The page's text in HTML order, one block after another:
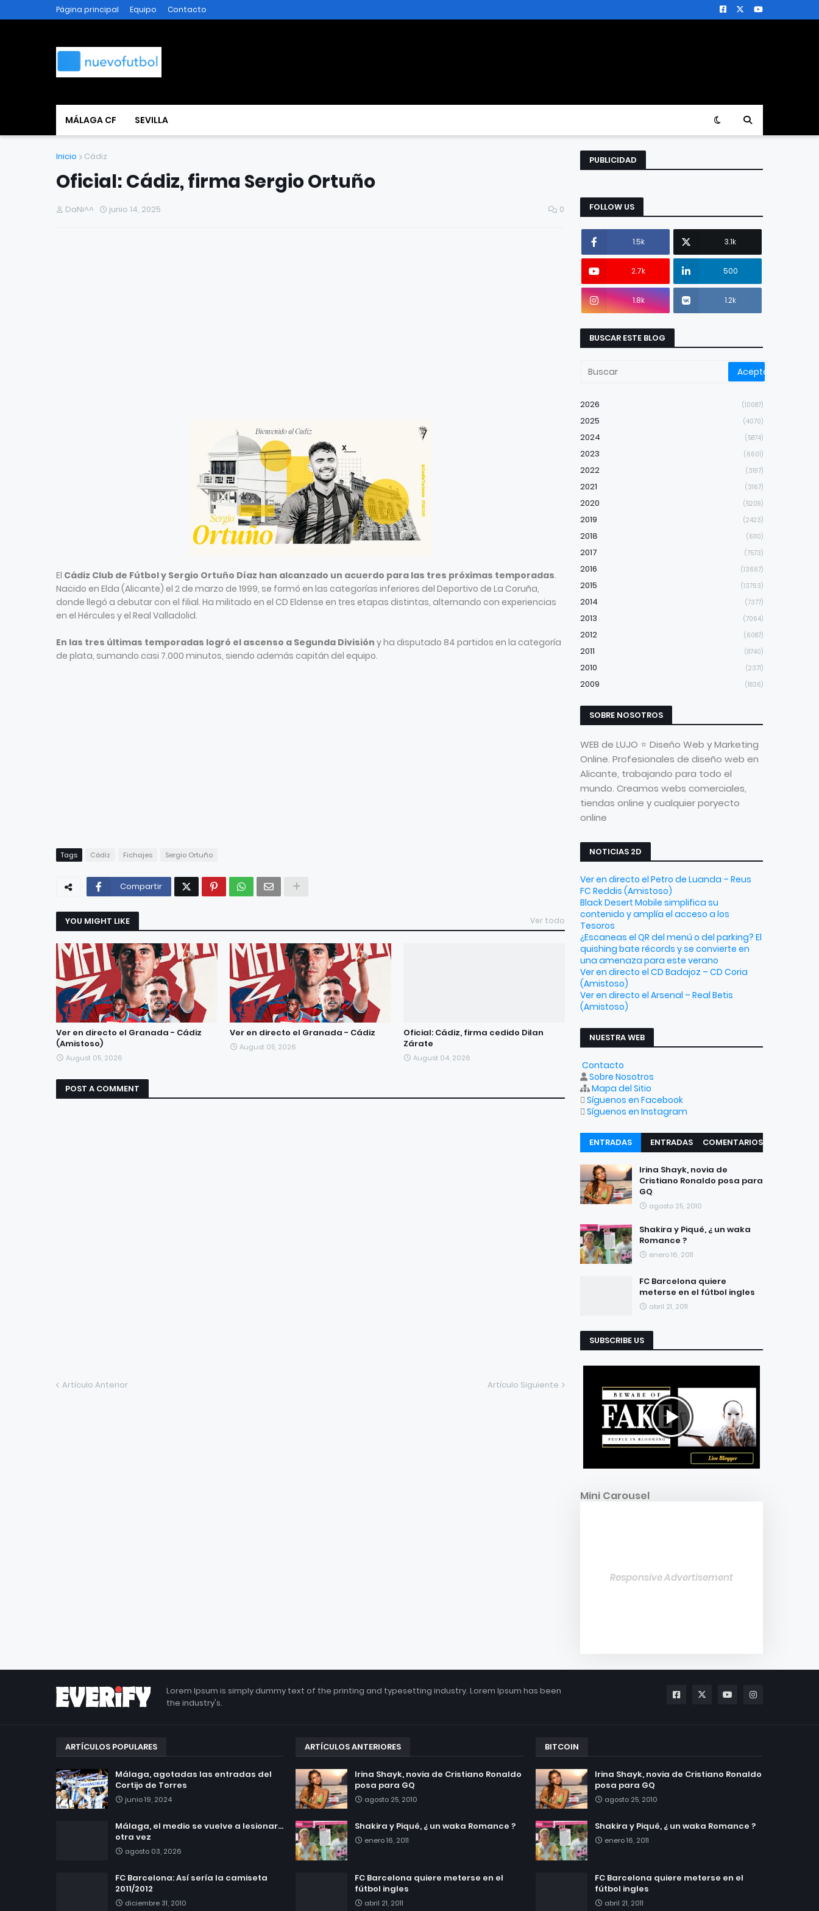
Página principal Equipo Contacto
MÁLAGA CF SEVILLA
Inicio Cádiz
Oficial: Cádiz, firma Sergio Ortuño
DaNi^^ junio 14, 2025 0
El Cádiz Club de Fútbol y Sergio Ortuño Díaz han alcanzado un acuerdo para las tres próximas temporadas.
Nacido en Elda (Alicante) el 2 de marzo de 1999, se formó en las categorías inferiores del Deportivo de La Coruña,
donde llegó a debutar con el filial. Ha militado en el CD Eldense en tres etapas distintas, alternando con experiencias
en el Hércules y el Real Valladolid.
En las tres últimas temporadas logró el ascenso a Segunda División y ha disputado 84 partidos en la categoría
de plata, sumando casi 7.000 minutos, siendo además capitán del equipo.
Tags Cádiz Fichajes Sergio Ortuño
Compartir
YOU MIGHT LIKE Ver todo
Ver en directo el Granada - Cádiz
(Amistoso)
August 05, 2026
Ver en directo el Granada - Cádiz
August 05, 2026
Oficial: Cádiz, firma cedido Dilan
Zárate
August 04, 2026
POST A COMMENT
Artículo Anterior Artículo Siguiente
PUBLICIDAD
FOLLOW US
1.5k 3.1k
2.7k 500
1.8k 1.2k
BUSCAR ESTE BLOG
2026 (10087)
2025 (4070)
2024 (5874)
2023 (6601)
2022 (3197)
2021 (3167)
2020 (5209)
2019 (2423)
2018 (6110)
2017 (7573)
2016 (13667)
2015 (13763)
2014 (7377)
2013 (7064)
2012 (6087)
2011 (8740)
2010 (2371)
2009 (1836)
SOBRE NOSOTROS
WEB de LUJO ⭐ Diseño Web y Marketing
Online. Profesionales de diseño web en
Alicante, trabajando para todo el
mundo. Creamos webs comerciales,
tiendas online y cualquier poryecto
online
NOTICIAS 2D
Ver en directo el Petro de Luanda – Reus
FC Reddis (Amistoso)
Black Desert Mobile simplifica su
contenido y amplía el acceso a los
Tesoros
¿Escaneas el QR del menú o del parking? El
quishing bate récords y se convierte en
una amenaza para este verano
Ver en directo el CD Badajoz – CD Coria
(Amistoso)
Ver en directo el Arsenal – Real Betis
(Amistoso)
NUESTRA WEB
Contacto
Sobre Nosotros
Mapa del Sitio
Síguenos en Facebook
Síguenos en Instagram
ENTRADAS
RECIENTES
ENTRADAS
COMENTARIOS
Irina Shayk, novia de
Cristiano Ronaldo posa para
GQ
agosto 25, 2010
Shakira y Piqué, ¿ un waka
Romance ?
enero 16, 2011
FC Barcelona quiere
meterse en el fútbol ingles
abril 21, 2011
SUBSCRIBE US
Mini Carousel
Responsive Advertisement
Lorem Ipsum is simply dummy text of the printing and typesetting industry. Lorem Ipsum has been
the industry's.
ARTÍCULOS POPULARES
Málaga, agotadas las entradas del
Cortijo de Torres
junio 19, 2024
Málaga, el medio se vuelve a lesionar...
otra vez
agosto 03, 2026
FC Barcelona: Así sería la camiseta
2011/2012
diciembre 31, 2010
ARTÍCULOS ANTERIORES
Irina Shayk, novia de Cristiano Ronaldo
posa para GQ
agosto 25, 2010
Shakira y Piqué, ¿ un waka Romance ?
enero 16, 2011
FC Barcelona quiere meterse en el
fútbol ingles
abril 21, 2011
BITCOIN
Irina Shayk, novia de Cristiano Ronaldo
posa para GQ
agosto 25, 2010
Shakira y Piqué, ¿ un waka Romance ?
enero 16, 2011
FC Barcelona quiere meterse en el
fútbol ingles
abril 21, 2011